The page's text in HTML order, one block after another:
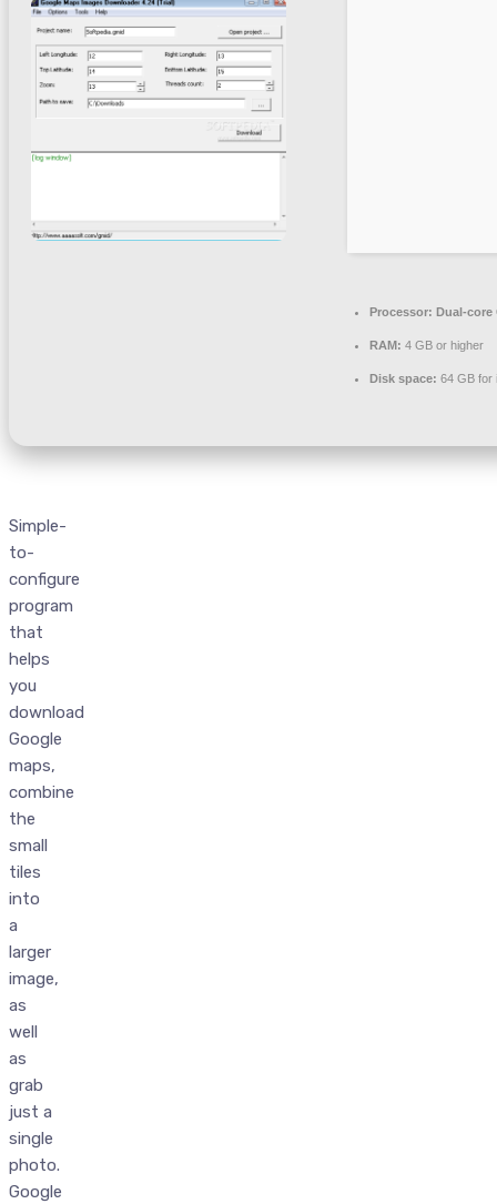
Processor: Dual-core
RAM: 4 GB or higher
Disk space: 64 GB for
Simple-
to-
configure
program
that
helps
you
download
Google
maps,
combine
the
small
tiles
into
a
larger
image,
as
well
as
grab
just a
single
photo.
Google